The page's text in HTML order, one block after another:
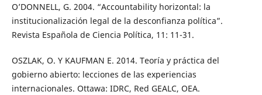
O’DONNELL, G. 2004. “Accountability horizontal: la
institucionalización legal de la desconfianza política”.
Revista Española de Ciencia Política, 11: 11-31.
OSZLAK, O. Y KAUFMAN E. 2014. Teoría y práctica del
gobierno abierto: lecciones de las experiencias
internacionales. Ottawa: IDRC, Red GEALC, OEA.